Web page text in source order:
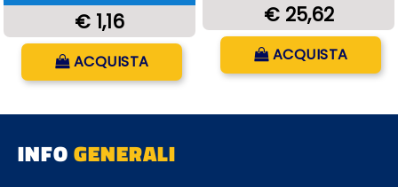
€ 1,16
ACQUISTA
€ 25,62
ACQUISTA
INFOGENERALI